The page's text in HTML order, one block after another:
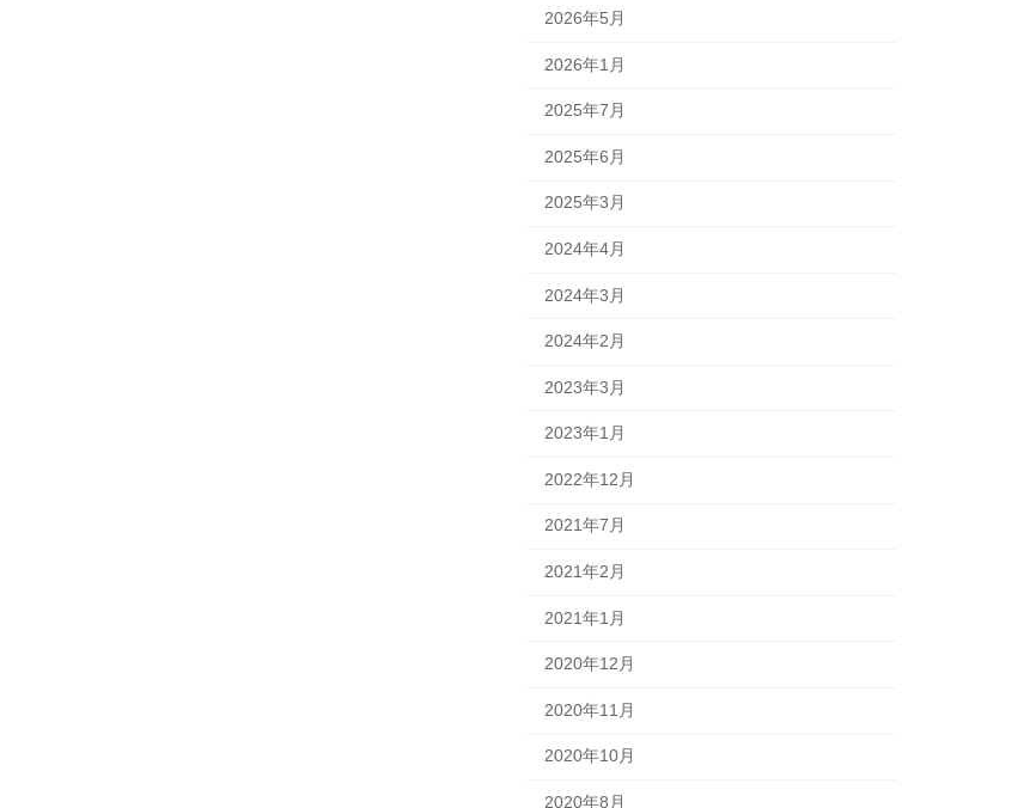
2026年5月
2026年1月
2025年7月
2025年6月
2025年3月
2024年4月
2024年3月
2024年2月
2023年3月
2023年1月
2022年12月
2021年7月
2021年2月
2021年1月
2020年12月
2020年11月
2020年10月
2020年8月